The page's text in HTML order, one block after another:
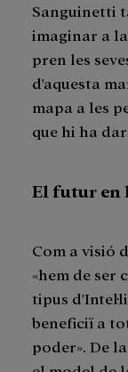
Sanguinetti
imaginar a
pren les
d'aquesta
mapa a les
que hi ha
El futur en
Com a visió
«hem de ser
tipus
beneficiï a
poder». De